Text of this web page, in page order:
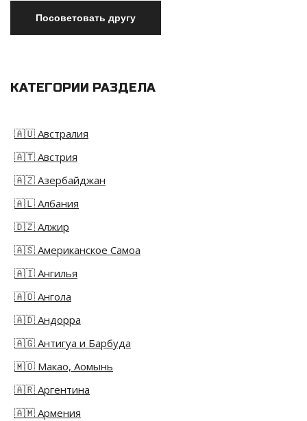
КАТЕГОРИИ РАЗДЕЛА
🇦🇺 Австралия
🇦🇹 Австрия
🇦🇿 Азербайджан
🇦🇱 Албания
🇩🇿 Алжир
🇦🇸 Американское Самоа
🇦🇮 Ангилья
🇦🇴 Ангола
🇦🇩 Андорра
🇦🇬 Антигуа и Барбуда
🇲🇴 Макао, Аомынь
🇦🇷 Аргентина
🇦🇲 Армения